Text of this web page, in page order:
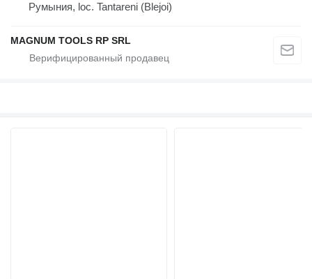
Румыния, loc. Tantareni (Blejoi)
MAGNUM TOOLS RP SRL